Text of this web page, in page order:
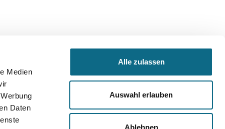
und fortlaufend verbessern zu können,
verwenden wir Cookies. Durch die weitere
Verwendung von Cookies zu. Weitere
Medien
Daten
Alle zulassen
Auswahl erlauben
Ablehnen